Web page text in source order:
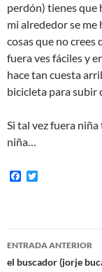
perdón) tienes que
mi alrededor se me
cosas que no crees
fuera ves fáciles y
hace tan cuesta
bicicleta para subir
Si tal vez fuera
niña…
F
o
o
e
r
Navegación
de
ENTRADA ANTERIOR
el buscador (jorje